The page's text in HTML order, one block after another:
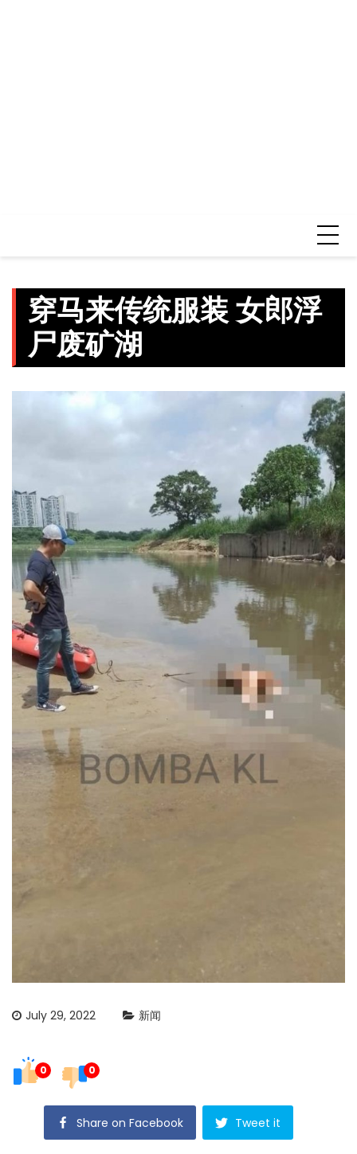
穿马来传统服装 女郎浮
尸废矿湖
July 29, 2022 新闻
0 0
Share on Facebook Tweet it